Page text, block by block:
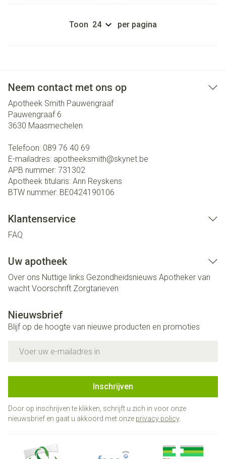
Toon per pagina
Neem contact met ons op
Apotheek Smith Pauwengraaf
Pauwengraaf 6
3630 Maasmechelen
Telefoon: 089 76 40 69
E-mailadres: apotheeksmith@skynet.be
APB nummer: 731302
Apotheek titularis: Ann Reyskens
BTW nummer: BE0424190106
Klantenservice
FAQ
Uw apotheek
Over ons Nuttige links Gezondheidsnieuws Apotheker van
wacht Voorschrift Zorgtarieven
Nieuwsbrief
Blijf op de hoogte van nieuwe producten en promoties
Inschrijven
Door op inschrijven te klikken, schrijft u zich in voor onze
nieuwsbrief en gaat u akkoord met onze privacy policy.